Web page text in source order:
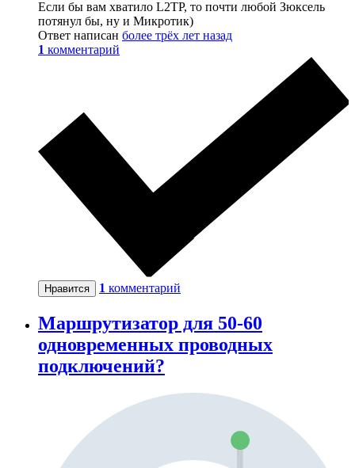
Если бы вам хватило L2TP, то почти любой Зюксель
потянул бы, ну и Микротик)
Ответ написан более трёх лет назад
1 комментарий
Нравится 1 комментарий
Маршрутизатор для 50-60
одновременных проводных
подключений?